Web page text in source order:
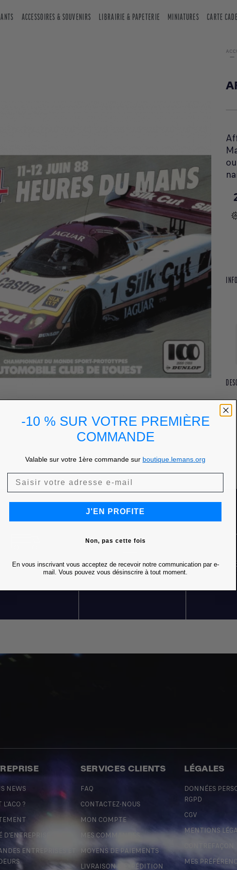
ACCESSOIRES & SOUVENIRS LIBRAIRIE & PAPETERIE MINIATURES CARTE
LIVRAISON OFFERTE
DÈS 85 € D'ACHATS
RETOURS GRATUITS
NEWS
L'ACO ?
ENTREPRISES ET
SERVICES CLIENTS
FAQ
CONTACTEZ-NOUS
MON COMPTE
MES COMMANDES
MOYENS DE PAIEMENTS
LIVRAISON & EXPÉDITION
LÉGALES
DONNÉES
RGPD
CGV
MENTIONS
CONTREFAÇON
MES
-10 % SUR VOTRE PREMIÈRE
COMMANDE
Valable sur votre 1ère commande sur boutique.lemans.org
J'EN PROFITE
Non, pas cette fois
En vous inscrivant vous acceptez de recevoir notre communication par e-
mail. Vous pouvez vous désinscrire à tout moment.